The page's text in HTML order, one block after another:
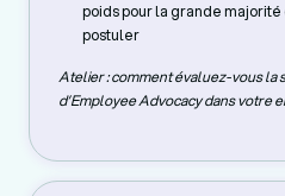
poids pour la grande majorité
postuler
Atelier : comment évaluez-vous la
d’Employee Advocacy dans votre